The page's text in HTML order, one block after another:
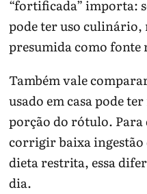
“fortificada” importa:
pode ter uso culinário,
presumida como fonte
Também vale
usado em casa pode
porção do rótulo. Para
corrigir baixa ingestão
dieta restrita, essa
dia.